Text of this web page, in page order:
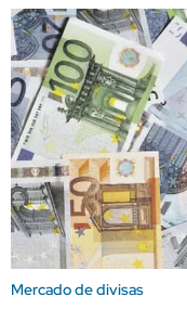
Mercado de divisas